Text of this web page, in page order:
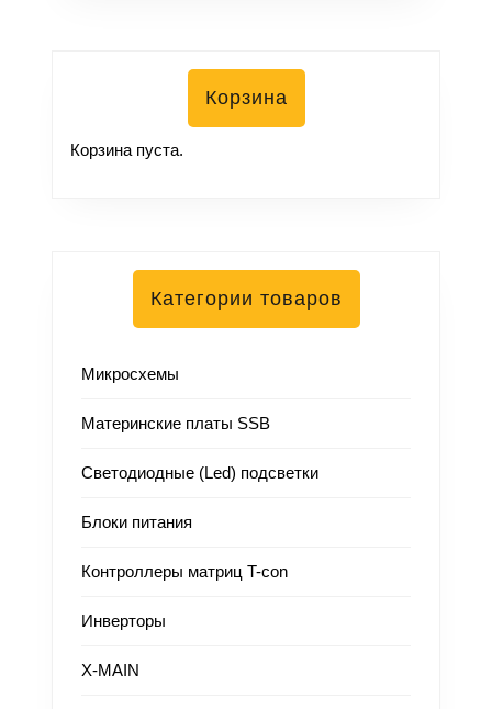
Корзина
Корзина пуста.
Категории товаров
Микросхемы
Материнские платы SSB
Светодиодные (Led) подсветки
Блоки питания
Контроллеры матриц T-con
Инверторы
X-MAIN